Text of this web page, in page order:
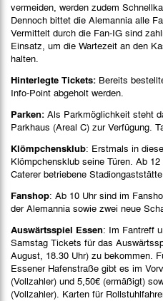
vermeiden, werden zudem
Dennoch bittet die Alemannia alle
Vermittelt durch die Fan-IG sind
Einsatz, um die Wartezeit an den
halten.
Hinterlegte Tickets: Bereits
Info-Point abgeholt werden.
Parken: Als Parkmöglichkeit steht
Parkhaus (Areal C) zur Verfügung.
Klömpchensklub: Erstmals in
Klömpchensklub seine Türen. Ab
Caterer betriebene
Fanshop: Ab 10 Uhr sind im
der Alemannia sowie zwei neue
Auswärtsspiel Essen: Im Fantreff
Samstag Tickets für das
August, 18.30 Uhr) zu bekommen.
Essener Hafenstraße gibt es im
(Vollzahler) und 5,50€ (ermäßigt)
(Vollzahler). Karten für